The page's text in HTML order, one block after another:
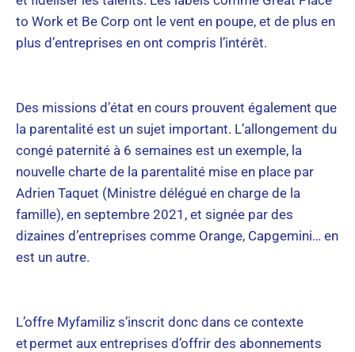
to Work et Be Corp ont le vent en poupe, et de plus en
plus d’entreprises en ont compris l’intérêt.
Des missions d’état en cours prouvent également que
la parentalité est un sujet important. L’allongement du
congé paternité à 6 semaines est un exemple, la
nouvelle charte de la parentalité mise en place par
Adrien Taquet (Ministre délégué en charge de la
famille), en septembre 2021, et signée par des
dizaines d’entreprises comme Orange, Capgemini… en
est un autre.
L’offre Myfamiliz s’inscrit donc dans ce contexte
et permet aux entreprises d’offrir des abonnements